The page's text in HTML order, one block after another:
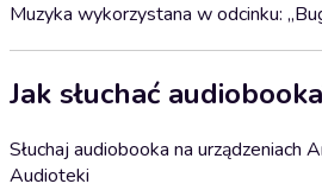
Muzyka wykorzystana w odcinku:
Jak słuchać
Słuchaj audiobooka na urządzeniach
Audioteki